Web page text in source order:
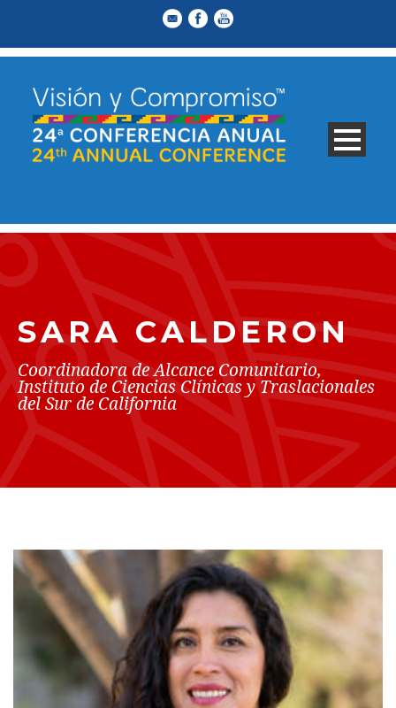
SARA CALDERON
Coordinadora de Alcance Comunitario,
Instituto de Ciencias Clínicas y Traslacionales
del Sur de California